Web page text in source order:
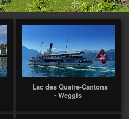
Lac des Quatre-Cantons
- Weggis